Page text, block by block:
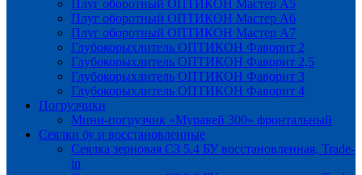
Плуг оборотный ОПТИКОН Мастер А5
Плуг оборотный ОПТИКОН Мастер А6
Плуг оборотный ОПТИКОН Мастер А7
Глубокорыхлитель ОПТИКОН Фаворит 2
Глубокорыхлитель ОПТИКОН Фаворит 2,5
Глубокорыхлитель ОПТИКОН Фаворит 3
Глубокорыхлитель ОПТИКОН Фаворит 4
Погрузчики
Мини-погрузчик «Муравей 300» фронтальный
Сеялки бу и восстановленные
Сеялка зерновая СЗ 5.4 БУ восстановленная, Trade-
in